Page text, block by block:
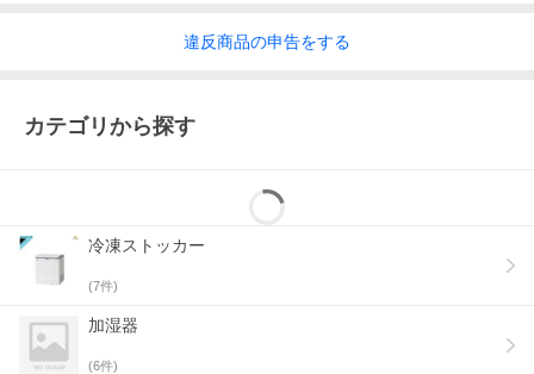
違反商品の申告をする
カテゴリから探す
冷凍ストッカー
(7件)
加湿器
(6件)